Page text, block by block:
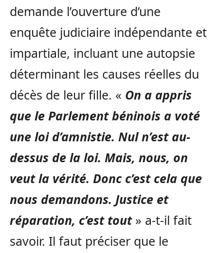
demande l’ouverture d’une
enquête judiciaire indépendante et
impartiale, incluant une autopsie
déterminant les causes réelles du
décès de leur fille. « On a appris
que le Parlement béninois a voté
une loi d’amnistie. Nul n’est au-
dessus de la loi. Mais, nous, on
veut la vérité. Donc c’est cela que
nous demandons. Justice et
réparation, c’est tout» a-t-il fait
savoir. Il faut préciser que le